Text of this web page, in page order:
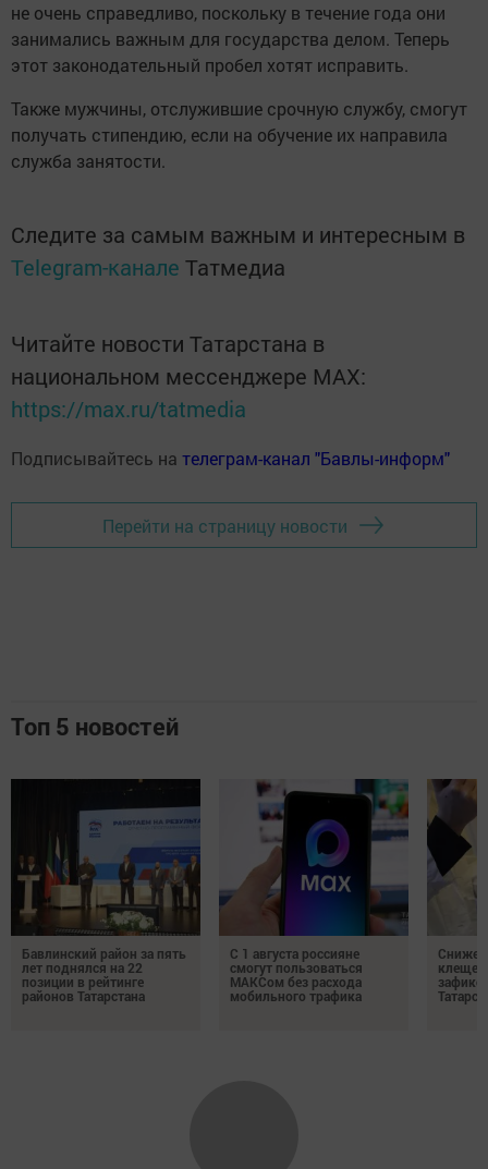
не очень справедливо, поскольку в течение года они
занимались важным для государства делом. Теперь
этот законодательный пробел хотят исправить.
Также мужчины, отслужившие срочную службу, смогут
получать стипендию, если на обучение их направила
служба занятости.
Следите за самым важным и интересным в
Telegram-канале Татмедиа
Читайте новости Татарстана в
национальном мессенджере MАХ:
https://max.ru/tatmedia
Подписывайтесь на телеграм-канал "Бавлы-информ"
Перейти на страницу новости
Топ 5 новостей
Бавлинский район за пять
лет поднялся на 22
позиции в рейтинге
районов Татарстана
С 1 августа россияне
смогут пользоваться
МАКСом без расхода
мобильного трафика
клещей